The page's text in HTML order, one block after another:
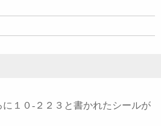
に１０-２２３と書かれたシールが